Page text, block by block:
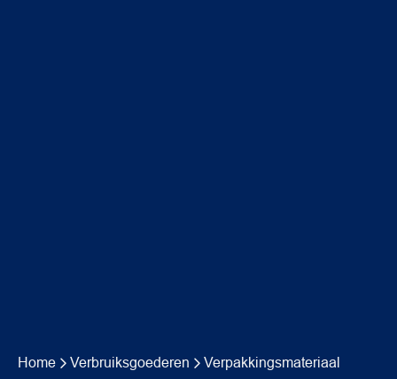
Home Verbruiksgoederen Verpakkingsmateriaal